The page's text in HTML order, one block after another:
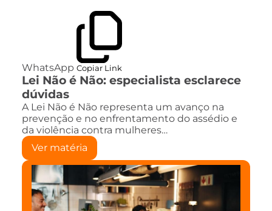
WhatsApp Copiar Link
Lei Não é Não: especialista esclarece
dúvidas
A Lei Não é Não representa um avanço na
prevenção e no enfrentamento do assédio e
da violência contra mulheres…
Ver matéria